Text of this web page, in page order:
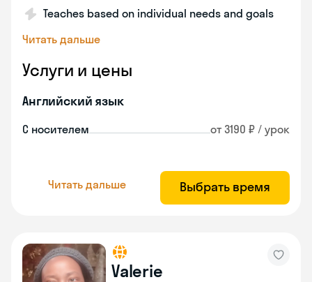
Teaches based on individual needs and goals
Читать дальше
Услуги и цены
Английский язык
С носителем от 3190 ₽ / урок
Читать дальше Выбрать время
Valerie